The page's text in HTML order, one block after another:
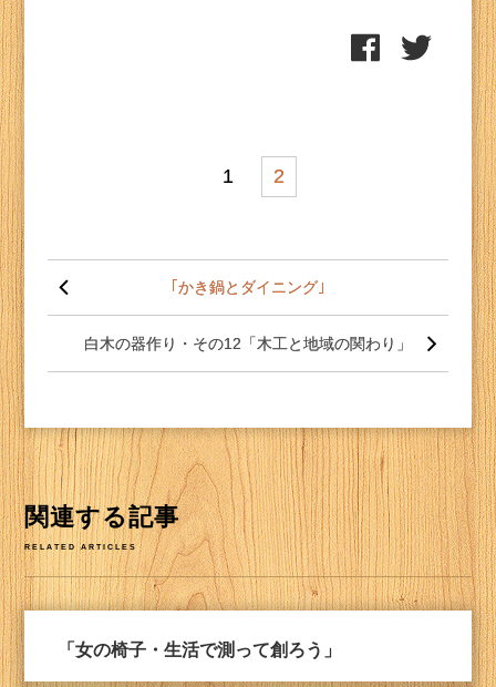
1 2
稿
｢かき鍋とダイニング｣
白木の器作り・その12「木工と地域の関わり」
関連する記事
RELATED ARTICLES
「女の椅子・生活で測って創ろう」